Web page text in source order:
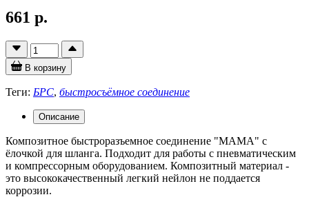
661 р.
В корзину
Теги: БРС, быстросъёмное соединение
Описание
Композитное быстроразъемное соединение "МАМА" с
ёлочкой для шланга. Подходит для работы с пневматическим
и компрессорным оборудованием. Композитный материал -
это высококачественный легкий нейлон не поддается
коррозии.